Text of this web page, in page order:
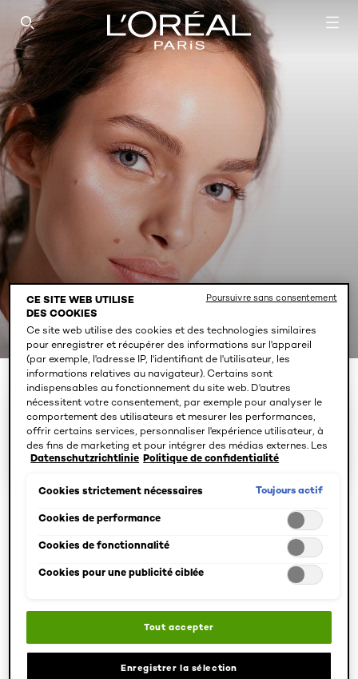
SEARCH THIS SITE
WAKE UP AND GLOW
3 résultat(s)
SPÉCIFIER LES BESOINS
CE SITE WEB UTILISE
DES COOKIES
Ce site web utilise des cookies et des technologies similaires
pour enregistrer et récupérer des informations sur l'appareil
(par exemple, l'adresse IP, l'identifiant de l'utilisateur, les
informations relatives au navigateur). Certains sont
indispensables au fonctionnement du site web. D'autres
nécessitent votre consentement, par exemple pour analyser le
comportement des utilisateurs et mesurer les performances,
offrir certains services, personnaliser l'expérience utilisateur, à
des fins de marketing et pour intégrer des médias externes. Les
cookies non indispensables peuvent être acceptés directement
»). Il est également possible de personnaliser les paramètres et
pouvez modifier votre sélection à tout moment en cliquant sur le
lien « Paramètres des cookies ». Pour plus d'informations,
veuillez consulter notre politique de confidentialité.
Datenschutzrichtlinie Politique de confidentialité
Cookies strictement nécessaires Toujours actif
Cookies de performance
Cookies de fonctionnalité
Cookies pour une publicité ciblée
Tout accepter
Enregistrer la sélection
Poursuivre sans consentement